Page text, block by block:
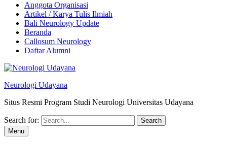
Anggota Organisasi
Artikel / Karya Tulis Ilmiah
Bali Neurology Update
Beranda
Callosum Neurology
Daftar Alumni
Neurologi Udayana
Situs Resmi Program Studi Neurologi Universitas Udayana
Search for:
Menu